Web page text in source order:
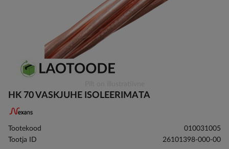
to
beginning
of
images
HK 70 VASKJUHE ISOLEERIMATA
Tootekood
010031005
Tootja ID
26101398-000-00